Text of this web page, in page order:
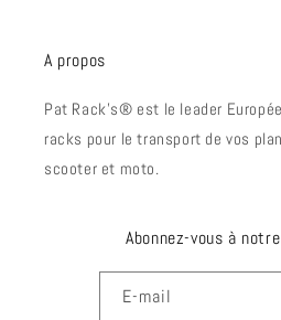
A propos
Pat Rack's® est le leader
racks pour le transport de vos
scooter et moto.
Abonnez-vous à
E-mail